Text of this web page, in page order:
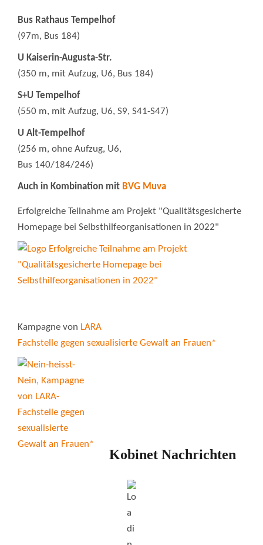
Bus Rathaus Tempelhof
(97m, Bus 184)
U Kaiserin-Augusta-Str.
(350 m, mit Aufzug, U6, Bus 184)
S+U Tempelhof
(550 m, mit Aufzug, U6, S9, S41-S47)
U Alt-Tempelhof
(256 m, ohne Aufzug, U6,
Bus 140/184/246)
Auch in Kombination mit BVG Muva
Erfolgreiche Teilnahme am Projekt "Qualitätsgesicherte
Homepage bei Selbsthilfeorganisationen in 2022"
Kampagne von LARA
Fachstelle gegen sexualisierte Gewalt an Frauen*
Kobinet Nachrichten